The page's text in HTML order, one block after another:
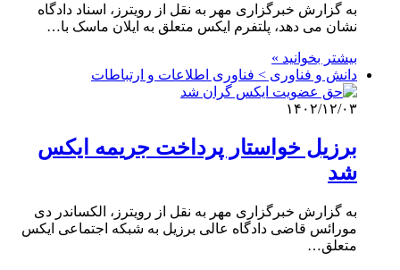
به گزارش خبرگزاری مهر به نقل از رویترز، اسناد دادگاه
نشان می دهد، پلتفرم ایکس متعلق به ایلان ماسک با…
بیشتر بخوانید »
دانش و فناوری > فناوری اطلاعات و ارتباطات
۱۴۰۲/۱۲/۰۳
برزیل خواستار پرداخت جریمه ایکس
شد
به گزارش خبرگزاری مهر به نقل از رویترز، الکساندر دی
مورائس قاضی دادگاه عالی برزیل به شبکه اجتماعی ایکس
متعلق…